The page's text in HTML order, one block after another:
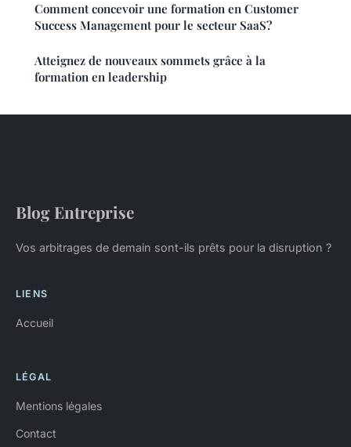
Comment concevoir une formation en Customer
Success Management pour le secteur SaaS?
Atteignez de nouveaux sommets grâce à la
formation en leadership
Blog Entreprise
Vos arbitrages de demain sont-ils prêts pour la disruption ?
LIENS
Accueil
LÉGAL
Mentions légales
Contact